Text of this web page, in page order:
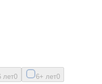
лет0 6+ лет0